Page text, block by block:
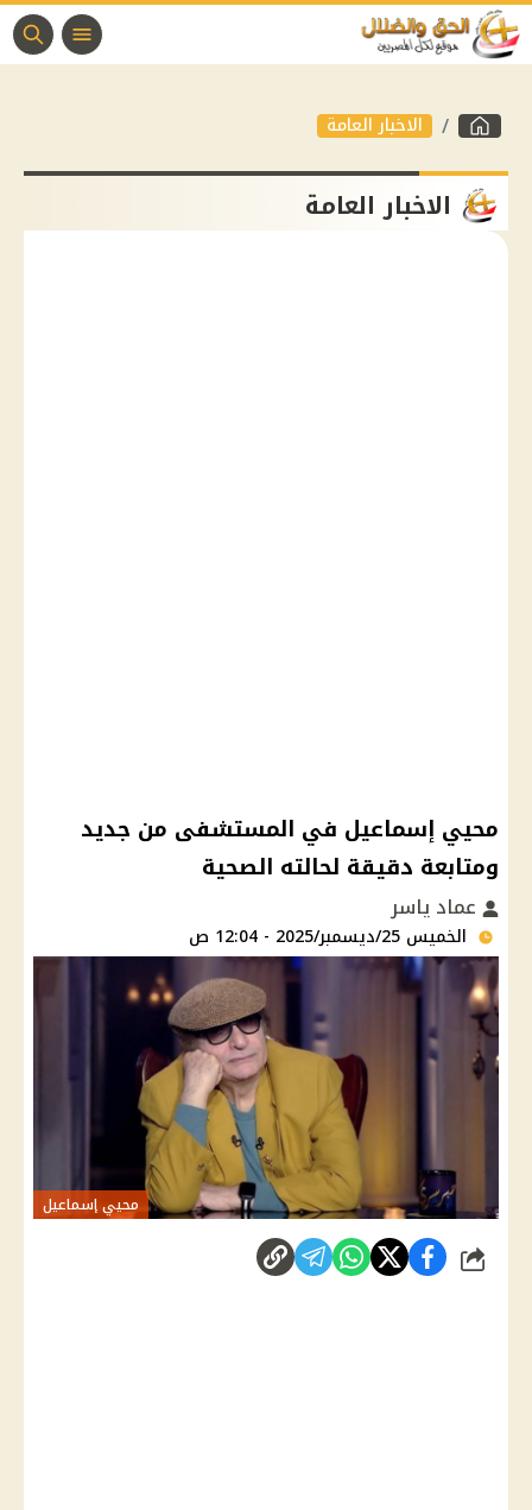
الاخبار العامة
الاخبار العامة
محيي إسماعيل في المستشفى من جديد
ومتابعة دقيقة لحالته الصحية
عماد ياسر
الخميس 25/ديسمبر/2025 - 12:04 ص
محيي إسماعيل
شارك